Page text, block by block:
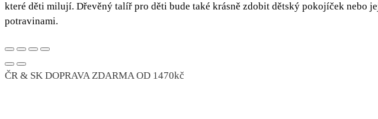
které děti milují. Dřevěný talíř pro děti bude také krásně zdobit dětský pokojíček nebo
potravinami.
ČR & SK DOPRAVA ZDARMA OD 1470kč